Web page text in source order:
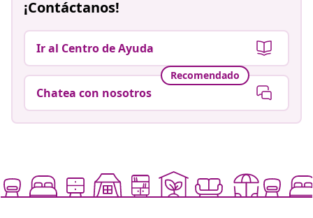
¡Contáctanos!
Ir al Centro de Ayuda
Recomendado
Chatea con nosotros